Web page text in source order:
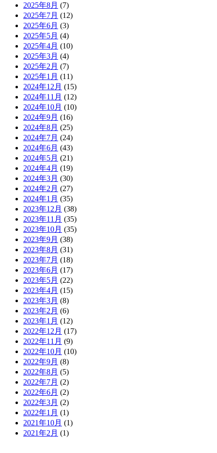
2025年8月 (7)
2025年7月 (12)
2025年6月 (3)
2025年5月 (4)
2025年4月 (10)
2025年3月 (4)
2025年2月 (7)
2025年1月 (11)
2024年12月 (15)
2024年11月 (12)
2024年10月 (10)
2024年9月 (16)
2024年8月 (25)
2024年7月 (24)
2024年6月 (43)
2024年5月 (21)
2024年4月 (19)
2024年3月 (30)
2024年2月 (27)
2024年1月 (35)
2023年12月 (38)
2023年11月 (35)
2023年10月 (35)
2023年9月 (38)
2023年8月 (31)
2023年7月 (18)
2023年6月 (17)
2023年5月 (22)
2023年4月 (15)
2023年3月 (8)
2023年2月 (6)
2023年1月 (12)
2022年12月 (17)
2022年11月 (9)
2022年10月 (10)
2022年9月 (8)
2022年8月 (5)
2022年7月 (2)
2022年6月 (2)
2022年3月 (2)
2022年1月 (1)
2021年10月 (1)
2021年2月 (1)